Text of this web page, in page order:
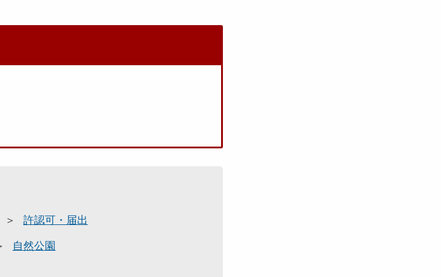
許認可・届出
自然公園